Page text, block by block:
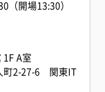
（開場13:30）
1F A室
町2-27-6 関東IT